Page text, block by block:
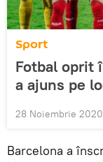
Sport
Fotbal oprit
a ajuns pe
28 Noiembrie
Barcelona a